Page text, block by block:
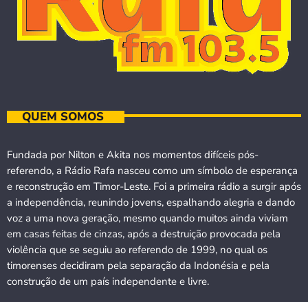
QUEM SOMOS
Fundada por Nilton e Akita nos momentos difíceis pós-
referendo, a Rádio Rafa nasceu como um símbolo de esperança
e reconstrução em Timor-Leste. Foi a primeira rádio a surgir após
a independência, reunindo jovens, espalhando alegria e dando
voz a uma nova geração, mesmo quando muitos ainda viviam
em casas feitas de cinzas, após a destruição provocada pela
violência que se seguiu ao referendo de 1999, no qual os
timorenses decidiram pela separação da Indonésia e pela
construção de um país independente e livre.